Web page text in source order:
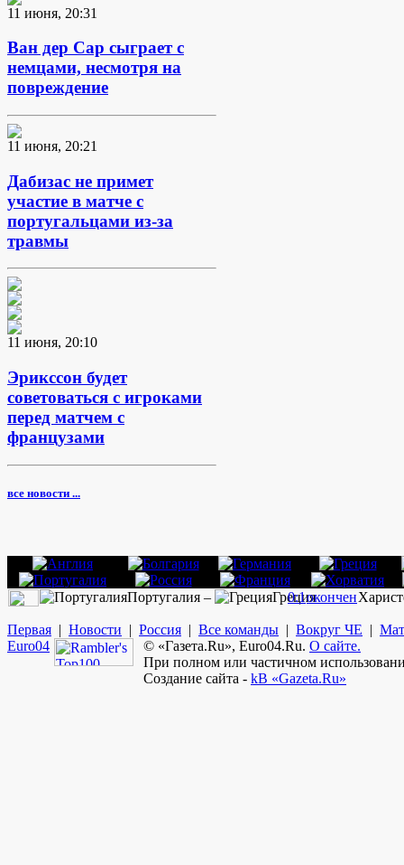
11 июня, 20:31
Ван дер Сар сыграет с
немцами, несмотря на
повреждение
11 июня, 20:21
Дабизас не примет
участие в матче с
португальцами из-за
травмы
11 июня, 20:10
Эрикссон будет
советоваться с игроками
перед матчем с
французами
все новости ...
Португалия – Греция
0:1окончен
Первая | Новости | Россия | Все команды | Вокруг ЧЕ |
Euro04 © «Газета.Ru», Euro04.Ru. О сайте.
При полном или частичном
Создание сайта - kB «Gazeta.Ru»